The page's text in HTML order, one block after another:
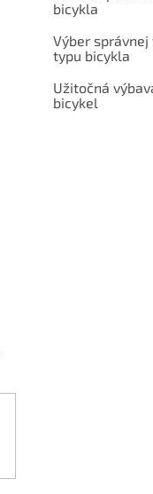
bicykla
Výber
typu bicykla
Užitočná
bicykel